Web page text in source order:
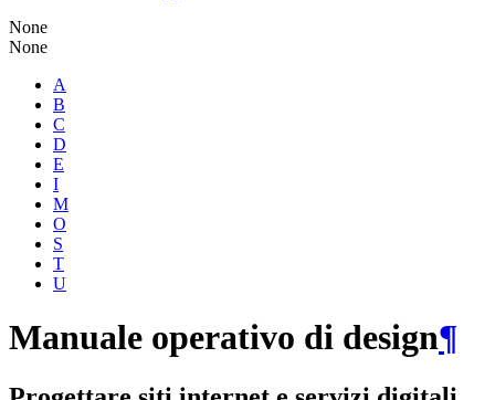
None
None
A
B
C
D
E
I
M
O
S
T
U
Manuale operativo di design¶